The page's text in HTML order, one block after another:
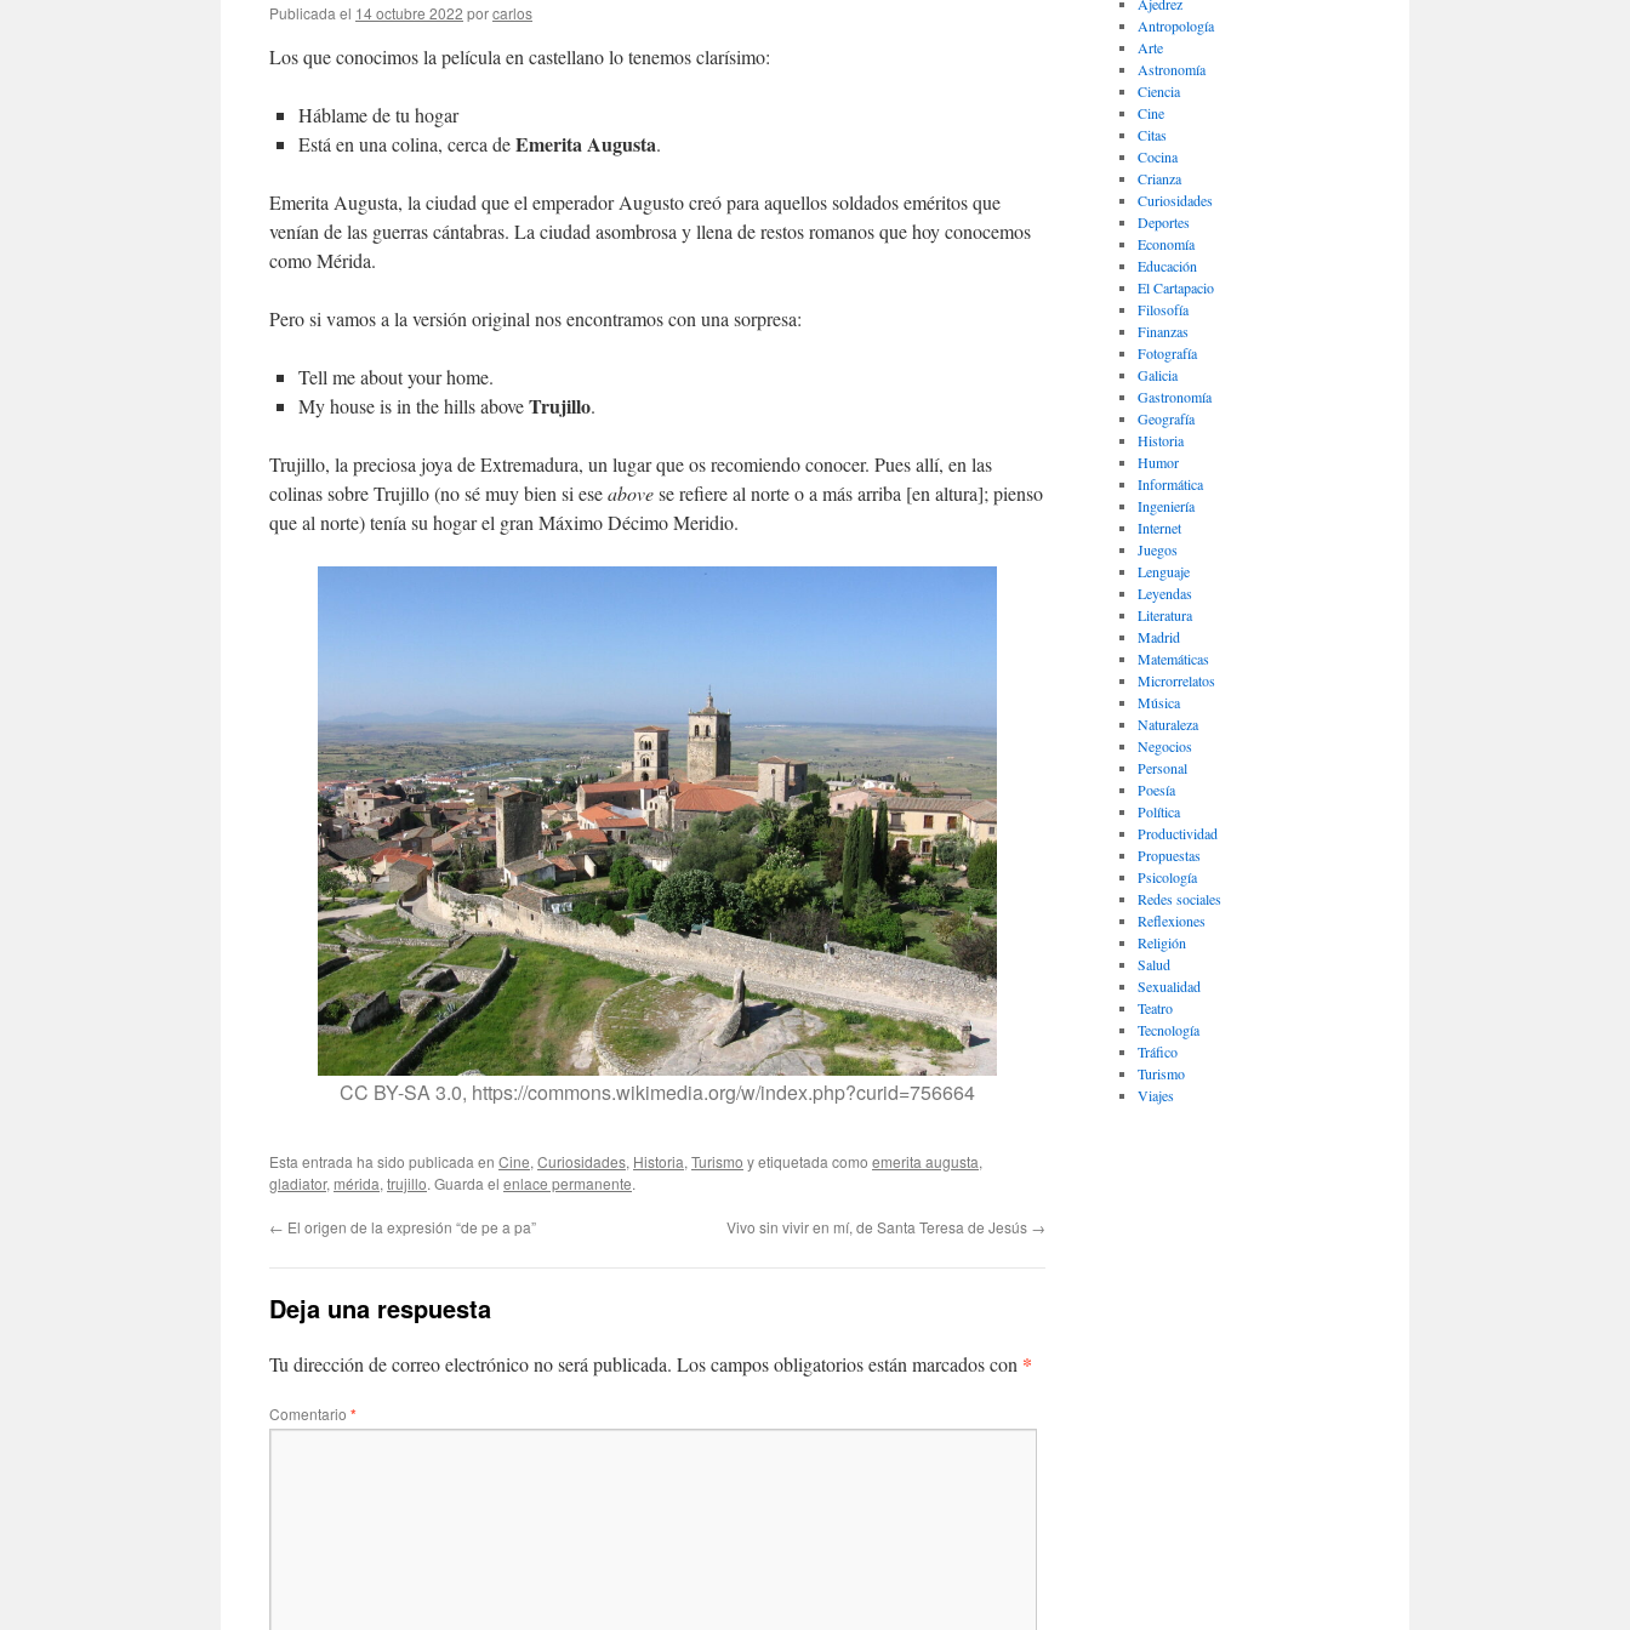
Publicada el 14 octubre 2022 porcarlos
Los que conocimos la película en castellano lo tenemos clarísimo:
Háblame de tu hogar
Está en una colina, cerca deEmerita Augusta.
Emerita Augusta, la ciudad que el emperador Augusto creó para aquellos soldados eméritos que
venían de las guerras cántabras. La ciudad asombrosa y llena de restos romanos que hoy conocemos
como Mérida.
Pero si vamos a la versión original nos encontramos con una sorpresa:
Tell me about your home.
My house is in the hills aboveTrujillo.
Trujillo, la preciosa joya de Extremadura, un lugar que os recomiendo conocer. Pues allí, en las
colinas sobre Trujillo (no sé muy bien si eseabovese refiere al norte o a más arriba [en altura]; pienso
que al norte) tenía su hogar el gran Máximo Décimo Meridio.
CC BY-SA 3.0, https://commons.wikimedia.org/w/index.php?curid=756664
Esta entrada ha sido publicada en Cine, Curiosidades, Historia, Turismo y etiquetada como emerita augusta,
gladiator, mérida, trujillo. Guarda el enlace permanente.
← El origen de la expresión “de pe a pa” Vivo sin vivir en mí, de Santa Teresa de Jesús →
Deja una respuesta
Tu dirección de correo electrónico no será publicada. Los campos obligatorios están marcados con *
Comentario *
Antropología
Arte
Astronomía
Ciencia
Cine
Citas
Cocina
Crianza
Curiosidades
Deportes
Economía
Educación
El Cartapacio
Filosofía
Finanzas
Fotografía
Galicia
Gastronomía
Geografía
Historia
Humor
Informática
Ingeniería
Internet
Juegos
Lenguaje
Leyendas
Literatura
Madrid
Matemáticas
Microrrelatos
Música
Naturaleza
Negocios
Personal
Poesía
Política
Productividad
Propuestas
Psicología
Redes sociales
Reflexiones
Religión
Salud
Sexualidad
Teatro
Tecnología
Tráfico
Turismo
Viajes